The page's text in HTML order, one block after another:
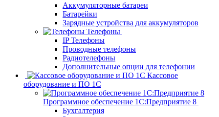
Аккумуляторные батареи
Батарейки
Зарядные устройства для аккумуляторов
Телефоны
IP Телефоны
Проводные телефоны
Радиотелефоны
Дополнительные опции для телефонии
Кассовое
оборудование и ПО 1С
Программное обеспечение 1С:Предприятие 8
Бухгалтерия